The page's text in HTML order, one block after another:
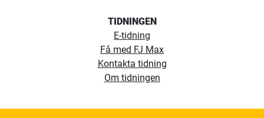
TIDNINGEN
E-tidning
Få med FJ Max
Kontakta tidning
Om tidningen